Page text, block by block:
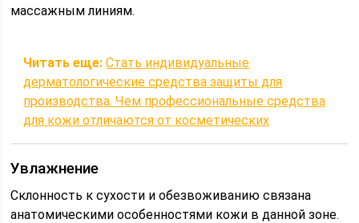
массажным линиям.
Читать еще: Стать индивидуальные
дерматологические средства защиты для
производства. Чем профессиональные средства
для кожи отличаются от косметических
Увлажнение
Склонность к сухости и обезвоживанию связана
анатомическими особенностями кожи в данной зоне.